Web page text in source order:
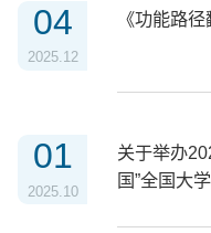
04
2025.12
《功能路
01
2025.10
关于举办
国”全国大